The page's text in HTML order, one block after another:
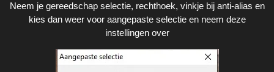
Neem je gereedschap selectie, rechthoek, vinkje bij anti-alias en
kies dan weer voor aangepaste selectie en neem deze
instellingen over